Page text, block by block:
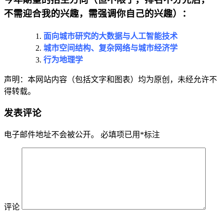
不需迎合我的兴趣，需强调你自己的兴趣）：
面向城市研究的大数据与人工智能技术
城市空间结构、复杂网络与城市经济学
行为地理学
声明：本网站内容（包括文字和图表）均为原创，未经允许不
得转载。
发表评论
电子邮件地址不会被公开。 必填项已用 *标注
评论